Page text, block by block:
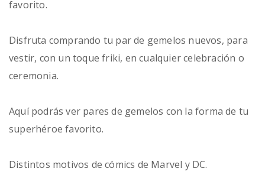
favorito.
Disfruta comprando tu par de gemelos nuevos, para
vestir, con un toque friki, en cualquier celebración o
ceremonia.
Aquí podrás ver pares de gemelos con la forma de tu
superhéroe favorito.
Distintos motivos de cómics de Marvel y DC.